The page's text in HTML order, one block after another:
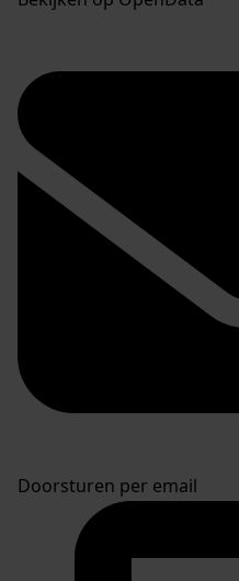
Doorsturen per email